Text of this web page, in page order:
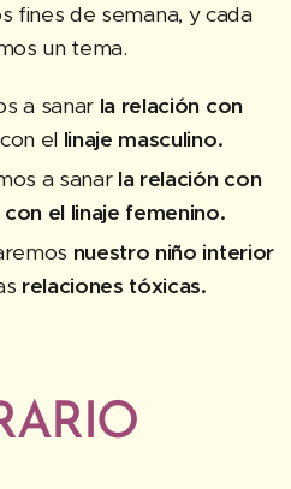
fines de semana, y cada
un tema.
a sanar la relación con
el linaje masculino.
a sanar la relación con
el linaje femenino.
nuestro niño interior
relaciones tóxicas.